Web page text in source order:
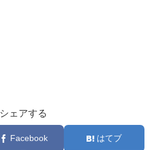
シェアする
Facebook はてブ